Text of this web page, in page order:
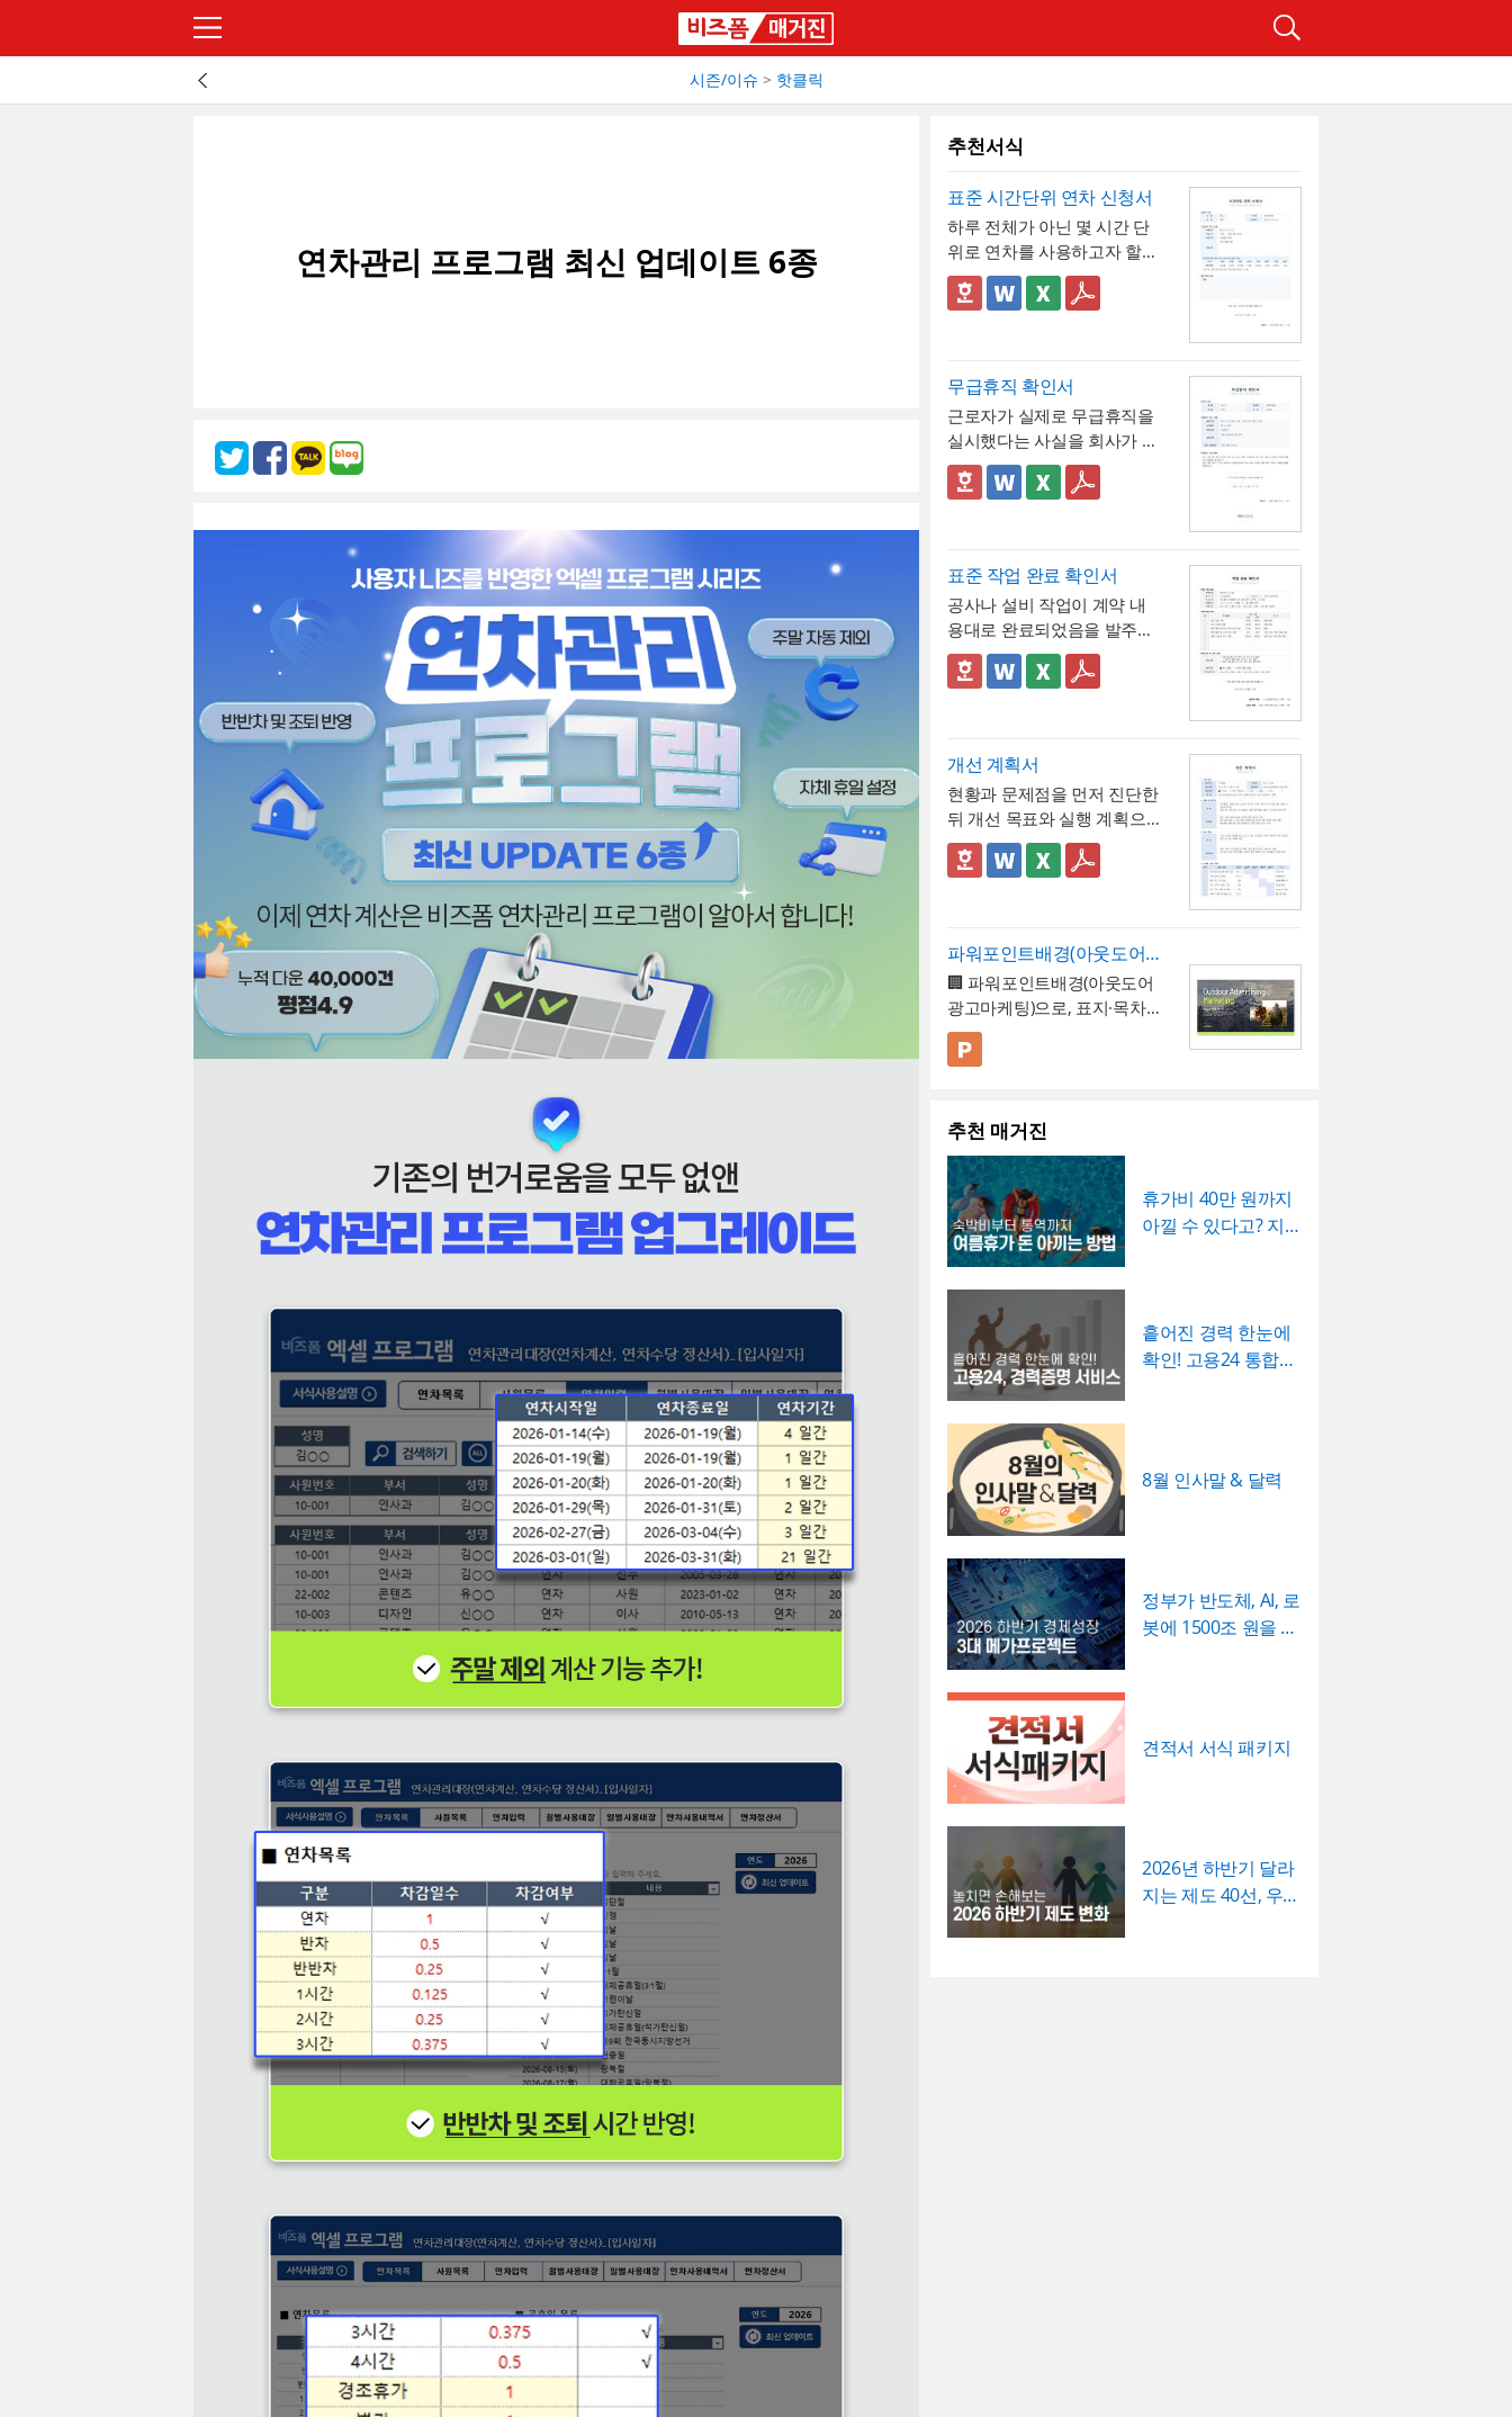
시즌/이슈 > 핫클릭
연차관리 프로그램 최신 업데이트 6종
추천서식
표준 시간단위 연차 신청서
하루 전체가 아닌 몇 시간 단
위로 연차를 사용하고자 할
때 신청하는 서식입니다. 사
용 시간을 연차 일수로 환산
인자 모두 몇 시간이 얼마의
연차에 해당하는지 즉시 확인
할 수 있는 것이 특징입니다.
✅ 이 서식의 구성 특징
로 제시해, "몇 시간을 쓰면 연
차 며칠에 해당하는지"를 신
청서 자체에서 바로 계산·검
증 가능
- 사용시간을 "14:00~16:00
(총 2시간)"처럼 시작·종료 시
각과 총 시간을 함께 기재하
도록 해, 반차보다 세분화된
시간 단위로 병원 진료, 관공
서 방문 등 짧은 용무에 유연
- "회사의 소정근로시간에 따
라 차감기준은 달라질 수 있
음"이라는 단서를 명시해, 하
루 8시간 근무가 아닌 사업장
- 업무 특이사항란을 별도로
두어, 시간단위 연차 사용으
부를 함께 기록
시 참고할 점
표에 제시된 환산 기준은 1일
8시간(주 40시간) 근무를 전
시간이 다른 사업장이라면 이
사업장이라면 1시간당 연차
환산 비율이 0.125일이 아닌
약 0.143일(1/7)로 달라지므
로, 인사 담당자는 자사의 취
업규칙이나 단체협약에 명시
것이 정확합니다. 또한 법정
연차휴가는 원칙적으로 1일
단위 사용이 기본이며, 시간
단위 사용은 법적 의무사항이
아니라 회사가 취업규칙 등을
통해 자율적으로 도입하는 제
기준은 사내 규정에 명확히
정해두는 것이 바람직합니다.
무급휴직 확인서
근로자가 실제로 무급휴직을
실시했다는 사실을 회사가 사
후적으로 공식 확인해주는 증
명서입니다. 휴직원(신청서)
시된 무급휴직의 기간과 무급
여부를 사후에 증명하는 최종
확인 문서라는 점이 특징입니
다.
📣 이 서식의 구성 특징
무급으로 처리된 정확한 일수
를 한눈에 확인할 수 있도록
함
2. "급여 지급여부 : 무급(급여
미지급)"이라는 항목을 별도
로 명시해, 이 휴직이 유급이
아닌 무급으로 처리되었음을
문서상 명확히 못박음
3. "회사 내부 규정에 따른 휴
직 기준이 적용되었음을 확인
한다"는 문구로, 이 무급휴직
이 임의가 아니라 회사의 정
4. 확인자(경영지원팀 담당자)
의 서명과 회사 직인으로 마
공식 증명서로서의 효력을 갖
추도록 구성
무급휴직 확인서는
과 일수를 정확히 계산해 기
재 하는 것이 가장 중요합니
실제 승인된 휴직원 내용과
여나 4대보험 정산 시 오류가
발생하지 않습니다. 휴직사유
는 근로자의 개인정보 보호를
고려해 과도하게 상세한 내용
보다는 "개인 사정" 등 적정
체적인 사유를 명시하는 것이
좋습니다. 이 확인서를 발급
한 이후에는 반드시 4대보험
관련 신고(납부예외 신청 등)
가 함께 이루어졌는지 확인하
고, 급여대장에도 해당 기간
는지 재차 점검하시기 바랍니
표준 작업 완료 확인서
공사나 설비 작업이 계약 내
용대로 완료되었음을 발주처
와 시공사 쌍방이 확인하는
서식입니다. 작업항목별로 계
자보증기간을 명시하는 구조
로 되어 있어, 준공 시점의 이
행 완료 여부를 세부 항목까
지 투명하게 검증할 수 있는
것이 특징입니다.
✅ 계획 대비 완료 수량 검증
않는 항목이 있다면 반드시
비고란에 그 사유(예 : 설계 변
경, 현장 여건상 수량 조정 등)
를 구체적으로 기재해야 하
며, 임의로 수량을 맞춰 기재
하는 일이 없도록 해야 합니
증기간 내에 새로운 하자가
발견될 수 있으므로, 이 확인
서가 하자보증기간 이후의 책
는 점을 발주처와 시공사 모
💡 작성 팁
작업 완료 확인서는 계획과
완료의 정확한 대조가 가장
중요하므로, 현장 실사를 통
과 나란히 기재하시기 바랍니
다. 만약 계획과 완료 수량이
다른 항목이 있다면 반드시
로 남겨, 나중에 왜 수량 차이
니다. 특이사항란에는 작업
(부식, 노후 배선 등)과 그에
대한 처리 결과를 함께 기록
해, 계약 범위를 벗어난 추가
작업이 있었다면 그 사실과
처리 근거를 명확히 남겨두시
제 현장 점검 결과에 따라 정
확히 체크하고, 하자가 있는
경우에는 내용을 구체적으로
기재해 향후 보수 책임의 근
거로 삼을 수 있도록 하는 것
이 좋습니다. 마지막으로 발
주처와 시공사 양측의 서명은
실제 현장 검수에 참여한 담
당자가 직접 하도록 하여, 이
라 실질적인 검증을 거친 문
서로서의 효력을 갖도록 관리
하시기 바랍니다.
개선 계획서
현황과 문제점을 먼저 진단한
뒤 개선 목표와 실행 계획으
로 이어지는 논리적 구조를
갖춘 업무 개선 보고서입니
체크박스 구분하고, 단계별
실행 계획을 주차별 간트차트
형태로 시각화한 것이 특징입
니다.
👔 이 서식의 구성 특징
크박스 구분해, 다양한 부서
의 개선 과제를 하나의표준
양식으로 통일 관리가능
- 현황 및 문제점 섹션을 현황
과 문제점으로 나누어 구성
해, 단순 현상 나열이 아니라
왜 개선이 필요한지 논리적
인과관계를 명확히 제시
- 개선 목표와 기대효과를 구
분해, 무엇을 이룰 것인지(목
표)와 그 결과 무엇이 좋아지
는지(효과)를 별도로 서술함
쉽도록 구성
- 단계별 실행 계획표에 담당
자와 주차별 일정(0월0주~0
행되는지간트차트처럼 시각
적으로 확인가능
획의 실행 가능성을
모 측면에서도 함께 검토
수 있도록 함
💡 작성 팁
개선 계획서는 현황과 문제점
을 최대한 구체적인 수치로
제시하는 것이 설득력의 핵심
입니다. "노후화되었다", "느
리다"처럼 막연한 표현 대신
실제 사용연수, 장애 발생 빈
도, 소요 시간 등 정량적 근거
를 제시하면 개선의 필요성이
훨씬 명확하게 전달됩니다.
한 리스크가 해소되는 방향으
로 구체적으로 서술하고, 기
대효과는 가능한 한 수치화
(업무시간 단축 몇 시간, 만족
도 개선 등)해 목표와의 인과
관계가 드러나도록 작성하는
것이 좋습니다.
파워포인트배경(아웃도어광고마케팅)
🏢 파워포인트배경(아웃도어
광고마케팅)으로, 표지·목차·
내지·간지·다이어그램·끝표지
로 구성된 비즈니스 프레젠테
컬러의 선명한 대비를 활용해
옥외광고·미디어 업계 특유의
임팩트 있고 감각적인 분위기
로 정보를 전달할 수 있도록
디자인되었습니다. 내지는 깔
끔한 그레이 톤으로 정리되어
있게 담을 수 있으며, 아웃도
어 광고 마케팅 제안서부터
미디어 매체 소개서, 광고 캠
페인 기획안, 브랜드 마케팅
전략서까지 다양한 문서를 보
기 쉽게 제작할 수 있습니다.
광고대행사의 옥외광고 매체
소개, 브랜드의 캠페인 기획
발표, 마케팅 대행 제안, 미디
어 플래닝 보고 자료 등 실무
정리할 수 있으며, 광고대행
사·미디어렙사·브랜드 마케팅
팀·옥외광고 업체 등 다양한
분야에서 활용하기 좋습니다.
특히 임팩트 있고 트렌디한
톤으로 크리에이티브한 인상
을 남겨야 하는 실무자와 기
획자에게 추천하는 템플릿입
니다.
💡 사용 꿀팁
기획안, 미디어 매체 소개서,
마케팅 대행 제안서 등으로
다양하게 활용할 수 있습니
다.
▪️ 다이어그램 페이지를 활용
하면 캠페인 진행 프로세스,
매체 집행 일정, 성과 지표 등
을 한눈에 보기 쉽게 정리할
수 있습니다.
▪️ 문구와 이미지 교체만으로
옥외광고 매체 제안서, 브랜
드 마케팅 전략서, 광고 실적
보고 자료 등 다양한 주제로
▪️ 블랙&라임그린의 강렬한 컬
러 대비 덕분에 발표 자료를
있는 인상을 남길 수 있습니
* 해당 템플릿에 사용된 폰트
는 [ Cafe24 PRO Slim Max ]
입니다.
폰트가 없을 경우 기본 폰트
로 보입니다.
* 폰트는 따로 제공되지 않으
므로 다운로드 및 변경하여
사용하시기 바랍니다.
파워포인트 > 배경템플릿 >
비즈니스/금융
배경템플릿 12P
추천 매거진
휴가비 40만 원까지
아낄 수 있다고? 지
흩어진 경력 한눈에
확인! 고용24 통합경
8월 인사말 & 달력
정부가 반도체, AI, 로
봇에 1500조 원을 쏟
견적서 서식 패키지
2026년 하반기 달라
지는 제도 40선, 우리